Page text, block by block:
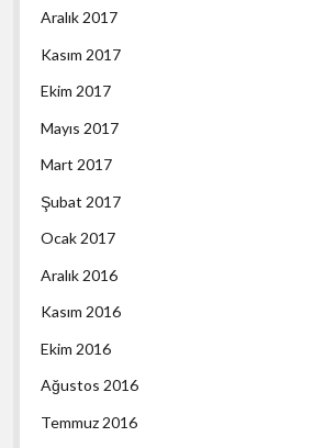
Aralık 2017
Kasım 2017
Ekim 2017
Mayıs 2017
Mart 2017
Şubat 2017
Ocak 2017
Aralık 2016
Kasım 2016
Ekim 2016
Ağustos 2016
Temmuz 2016